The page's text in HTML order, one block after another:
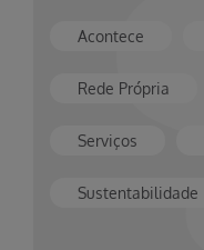
Acontece
Rede Própria
Serviços
Sustentabilidade